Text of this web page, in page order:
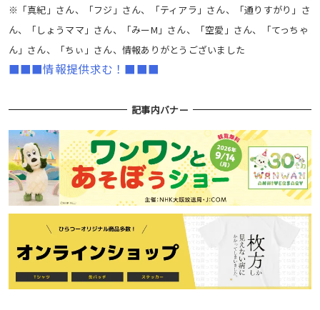
※「真紀」さん、「フジ」さん、「ティアラ」さん、「通りすがり」さ
ん、「しょうママ」さん、「みーM」さん、「空愛」さん、「てっちゃ
ん」さん、「ちぃ」さん、情報ありがとうございました
■■■情報提供求む！■■■
記事内バナー